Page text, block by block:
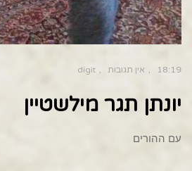
18:19 אין תגובות digit
יונתן תגר מילשטיין
עם ההורים